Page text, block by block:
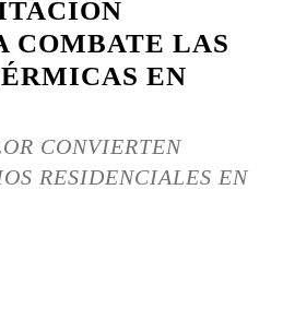
COMBATE LAS
EN
CONVIERTEN
RESIDENCIALES EN